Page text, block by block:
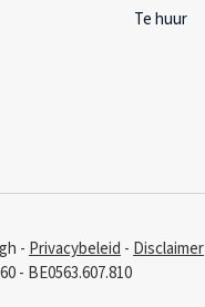
Te huur
Privacybeleid Disclaimer
BE0563.607.810